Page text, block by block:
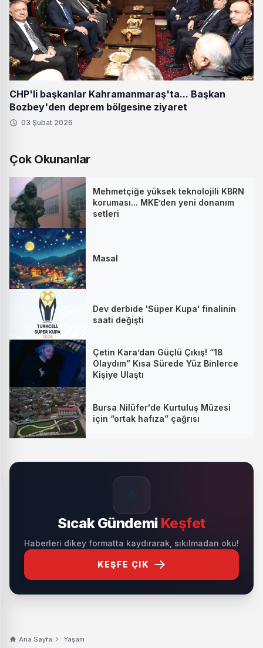
CHP'li başkanlar Kahramanmaraş'ta... Başkan
Bozbey'den deprem bölgesine ziyaret
03 Şubat 2026
Çok Okunanlar
Mehmetçiğe yüksek teknolojili KBRN
koruması... MKE’den yeni donanım
setleri
Masal
Dev derbide 'Süper Kupa' finalinin
saati değişti
Çetin Kara’dan Güçlü Çıkış! “18
Olaydım” Kısa Sürede Yüz Binlerce
Kişiye Ulaştı
Bursa Nilüfer'de Kurtuluş Müzesi
için “ortak hafıza” çağrısı
Sıcak Gündemi Keşfet
Haberleri dikey formatta kaydırarak, sıkılmadan oku!
KEŞFE ÇIK
Ana Sayfa Yaşam